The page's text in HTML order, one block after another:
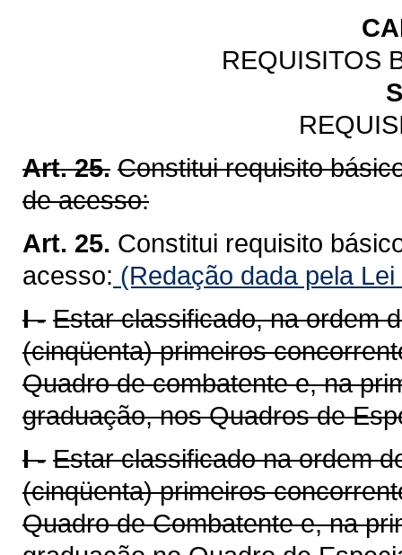
REQUISITOS
Art. 25. Constitui requisito
de acesso:
Art. 25. Constitui requisito
acesso: (Redação dada pela
I - Estar classificado, na ordem
(cinqüenta) primeiros
Quadro de combatente e, na
graduação, nos Quadros de
I - Estar classificado na ordem
(cinqüenta) primeiros
Quadro de Combatente e, na